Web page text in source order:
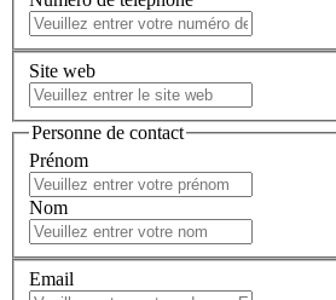
Site web
Personne de contact
Prénom
Nom
Email